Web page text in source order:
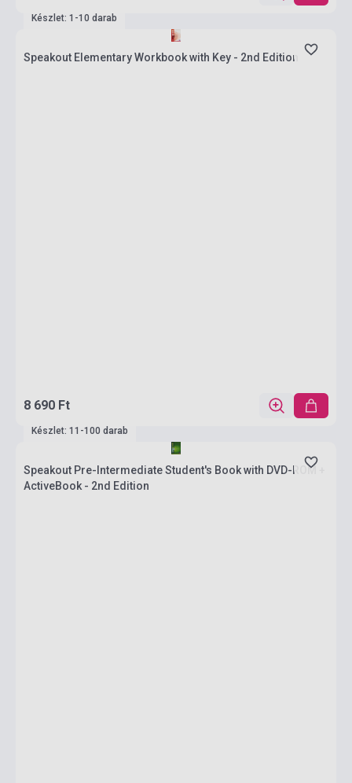
Készlet: 1-10 darab
Speakout Elementary Workbook with Key - 2nd Edition
8 690 Ft
Készlet: 11-100 darab
Speakout Pre-Intermediate Student's Book with DVD-ROM +
ActiveBook - 2nd Edition